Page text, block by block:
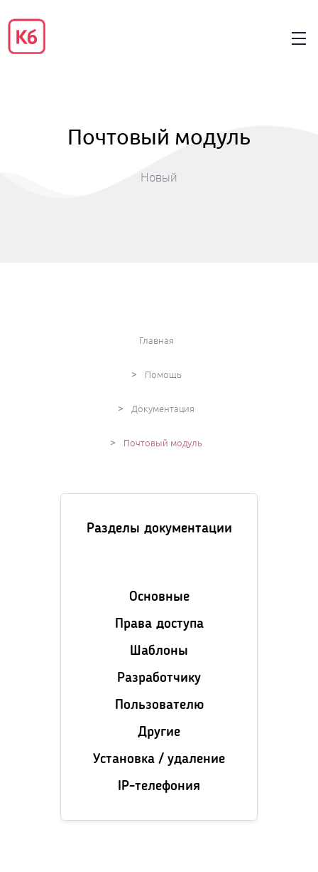
Почтовый модуль
Новый
Главная
> Помощь
> Документация
> Почтовый модуль
Разделы документации
Основные
Права доступа
Шаблоны
Разработчику
Пользователю
Другие
Установка / удаление
IP-телефония